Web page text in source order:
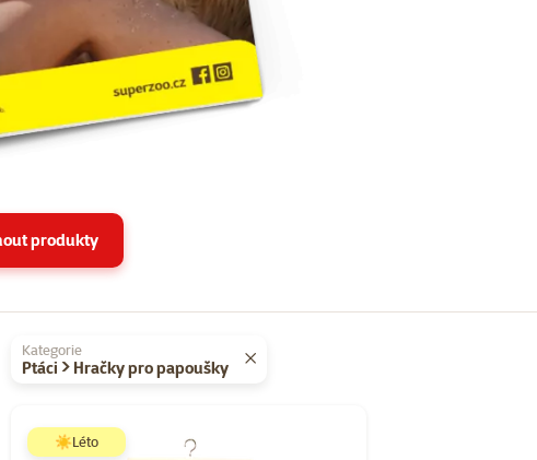
produkty
Vybrané filtry
Kategorie
Ptáci > Hračky pro papoušky
☀️Léto